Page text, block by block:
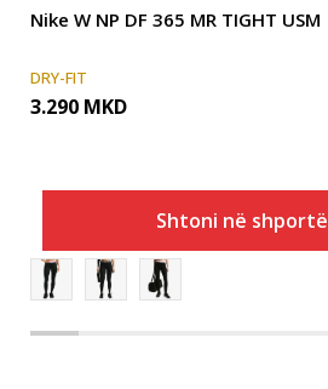
Nike W NP DF 365 MR TIGHT USM
DRY-FIT
3.290 MKD
Shtoni në shportë